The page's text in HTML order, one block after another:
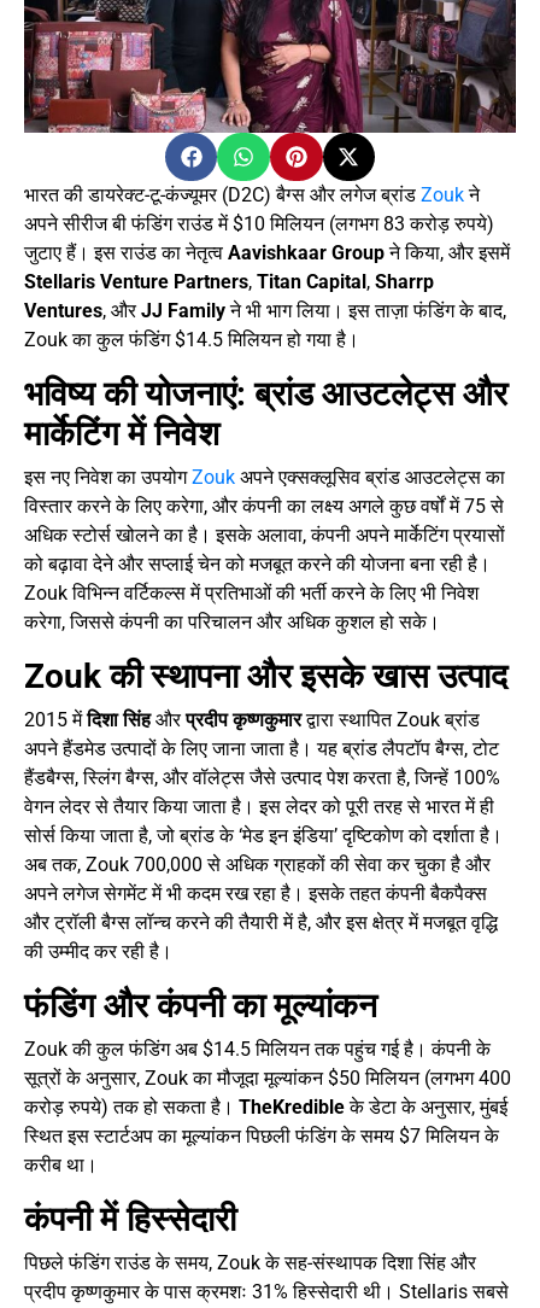
भारत की डायरेक्ट-टू-कंज्यूमर (D2C) बैग्स और लगेज ब्रांड Zoukने
अपने सीरीज बी फंडिंग राउंड में $10 मिलियन (लगभग 83 करोड़ रुपये)
जुटाए हैं। इस राउंड का नेतृत्व Aavishkaar Groupने किया, और इसमें
Stellaris Venture Partners, Titan Capital , Sharrp
Ventures, औरJJ Familyने भी भाग लिया। इस ताज़ा फंडिंग के बाद,
Zouk का कुल फंडिंग $14.5 मिलियन हो गया है।
भविष्य की योजनाएं: ब्रांड आउटलेट्स और
मार्केटिंग में निवेश
इस नए निवेश का उपयोगZouk अपने एक्सक्लूसिव ब्रांड आउटलेट्स का
विस्तार करने के लिए करेगा, और कंपनी का लक्ष्य अगले कुछ वर्षों में 75 से
अधिक स्टोर्स खोलने का है। इसके अलावा, कंपनी अपने मार्केटिंग प्रयासों
को बढ़ावा देने और सप्लाई चेन को मजबूत करने की योजना बना रही है।
Zouk विभिन्न वर्टिकल्स में प्रतिभाओं की भर्ती करने के लिए भी निवेश
करेगा, जिससे कंपनी का परिचालन और अधिक कुशल हो सके।
Zouk की स्थापना और इसके खास उत्पाद
2015 मेंदिशा सिंहऔरप्रदीप कृष्णकुमारद्वारा स्थापित Zouk ब्रांड
अपने हैंडमेड उत्पादों के लिए जाना जाता है। यह ब्रांड लैपटॉप बैग्स, टोट
हैंडबैग्स, स्लिंग बैग्स, और वॉलेट्स जैसे उत्पाद पेश करता है, जिन्हें 100%
वेगन लेदर से तैयार किया जाता है। इस लेदर को पूरी तरह से भारत में ही
सोर्स किया जाता है, जो ब्रांड के ‘मेड इन इंडिया’ दृष्टिकोण को दर्शाता है।
अब तक, Zouk 700,000 से अधिक ग्राहकों की सेवा कर चुका है और
अपने लगेज सेगमेंट में भी कदम रख रहा है। इसके तहत कंपनी बैकपैक्स
और ट्रॉली बैग्स लॉन्च करने की तैयारी में है, और इस क्षेत्र में मजबूत वृद्धि
की उम्मीद कर रही है।
फंडिंग और कंपनी का मूल्यांकन
Zouk की कुल फंडिंग अब $14.5 मिलियन तक पहुंच गई है। कंपनी के
सूत्रों के अनुसार, Zouk का मौजूदा मूल्यांकन $50 मिलियन (लगभग 400
करोड़ रुपये) तक हो सकता है। TheKredibleके डेटा के अनुसार, मुंबई
स्थित इस स्टार्टअप का मूल्यांकन पिछली फंडिंग के समय $7 मिलियन के
करीब था।
कंपनी में हिस्सेदारी
पिछले फंडिंग राउंड के समय, Zouk के सह-संस्थापक दिशा सिंह और
प्रदीप कृष्णकुमार के पास क्रमशः 31% हिस्सेदारी थी। Stellaris सबसे